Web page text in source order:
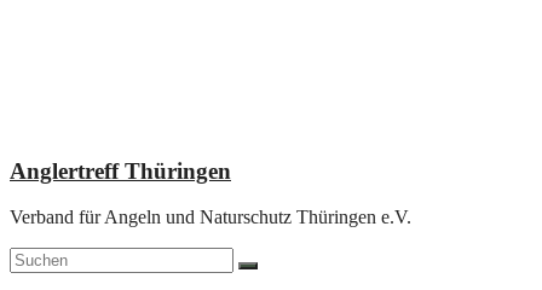
Anglertreff Thüringen
Verband für Angeln und Naturschutz Thüringen e.V.